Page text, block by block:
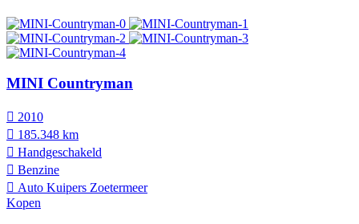
MINI Countryman
2010
185.348 km
Hand­geschakeld
Benzine
Auto Kuipers Zoetermeer
Kopen